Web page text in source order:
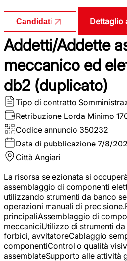
Candidati Dettaglio
Addetti/Addette
meccanico ed
db2 (duplicato)
Tipo di contratto
Retribuzione Lorda Minimo
Codice annuncio 350232
Data di pubblicazione 7/8/
Città Angiari
La risorsa selezionata si
assemblaggio di componenti
utilizzando strumenti da banco
operazioni manuali di
principaliAssemblaggio di
meccaniciUtilizzo di strumenti
forbici, avvitatoreCablaggio
componentiControllo qualità
assemblateSupporto alle attività